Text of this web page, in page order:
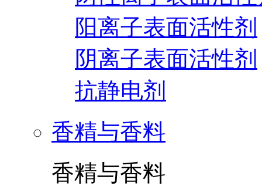
阳离子表面活性剂
阴离子表面活性剂
抗静电剂
香精与香料
香精与香料